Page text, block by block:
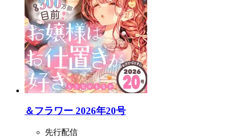
＆フラワー 2026年20号
先行配信